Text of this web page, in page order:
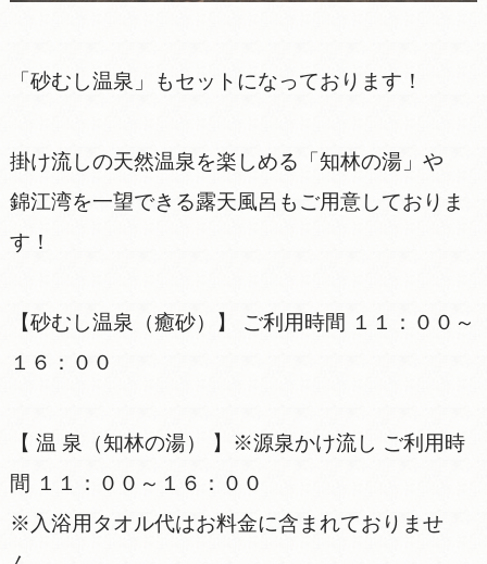
「砂むし温泉」もセットになっております！
掛け流しの天然温泉を楽しめる「知林の湯」や
錦江湾を一望できる露天風呂もご用意しておりま
す！
【砂むし温泉（癒砂）】 ご利用時間 １１：００～
１６：００
【 温 泉（知林の湯） 】※源泉かけ流し ご利用時
間 １１：００～１６：００
※入浴用タオル代はお料金に含まれておりませ